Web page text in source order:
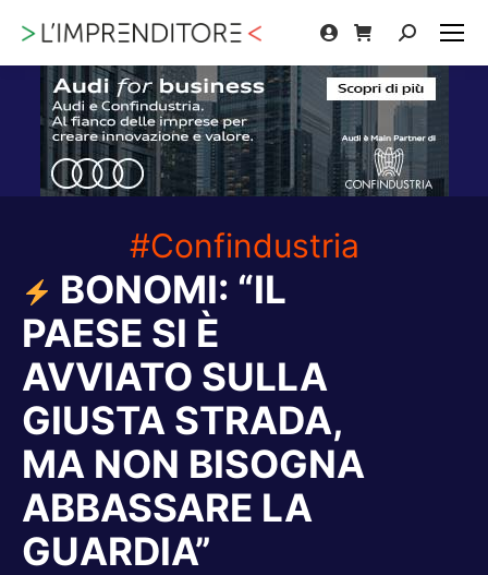
Cerca:
#Confindustria
BONOMI: “IL
PAESE SI È
AVVIATO SULLA
GIUSTA STRADA,
MA NON BISOGNA
ABBASSARE LA
GUARDIA”